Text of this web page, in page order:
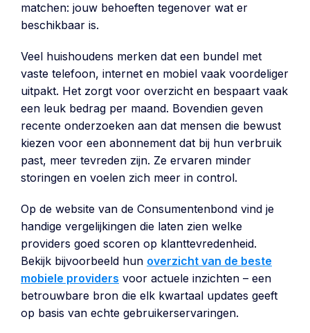
matchen: jouw behoeften tegenover wat er
beschikbaar is.
Veel huishoudens merken dat een bundel met
vaste telefoon, internet en mobiel vaak voordeliger
uitpakt. Het zorgt voor overzicht en bespaart vaak
een leuk bedrag per maand. Bovendien geven
recente onderzoeken aan dat mensen die bewust
kiezen voor een abonnement dat bij hun verbruik
past, meer tevreden zijn. Ze ervaren minder
storingen en voelen zich meer in control.
Op de website van de Consumentenbond vind je
handige vergelijkingen die laten zien welke
providers goed scoren op klanttevredenheid.
Bekijk bijvoorbeeld hun overzicht van de beste
mobiele providers voor actuele inzichten – een
betrouwbare bron die elk kwartaal updates geeft
op basis van echte gebruikerservaringen.